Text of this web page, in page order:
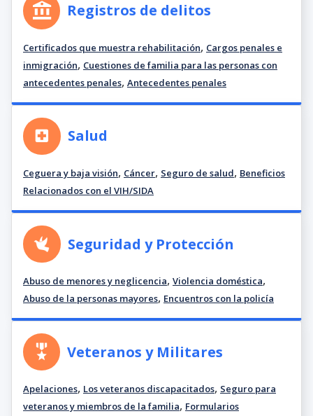
Registros de delitos
Certificados que muestra rehabilitación, Cargos penales e
inmigración, Cuestiones de familia para las personas con
antecedentes penales, Antecedentes penales
Salud
Ceguera y baja visión, Cáncer, Seguro de salud, Beneficios
Relacionados con el VIH/SIDA
Seguridad y Protección
Abuso de menores y neglicencia, Violencia doméstica,
Abuso de la personas mayores, Encuentros con la policía
Veteranos y Militares
Apelaciones, Los veteranos discapacitados, Seguro para
veteranos y miembros de la familia, Formularios